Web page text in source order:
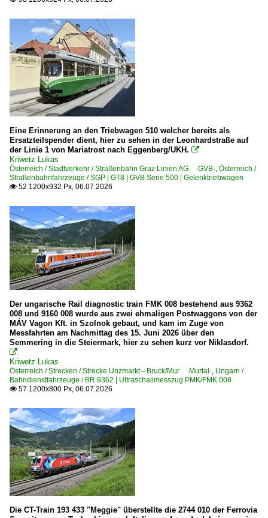
X 556.0 FUMA ZB Fahrleitungsumbaumaschine
X 626 Kl BM 100 Bahn-Motorwagen, 'Postkasterl'
X 691 MMT, Multi Modul Train Vegetationskontrollzug
X 710 P&T CatenaryCrafter 15.4 E³
Hilfszüge
Bahnhöfe
Wien Südbahnhof
~ Sonstige
Dampfloks
BR 33 · BBÖ 113
BR 52.0-77 ex DR
BR 153 · SB 23 alt · SB 29
BR 180
Dieselloks
BR 218 GKB
BR 2011 · DH 1100 ex DB V 100
BR 2015 · DH 1500
BR 2016 ·ER20· Hercules
BR 2016.9 ·ER20· Private
BR 2021 ·G 1700-2 BB· GKB
BR 2043
BR 2048 ex DB V 100
BR 2050
BR 2060 ·JW DH 200 B28·
Eine Erinnerung an den Triebwagen 510 welcher bereits als
Ersatzteilspender dient, hier zu sehen in der Leonhardstraße auf
der Linie 1 von Mariatrost nach Eggenberg/UKH. 
Kriwetz Lukas
Österreich / Stadtverkehr / Straßenbahn Graz Linien AG ·GVB·, Österreich /
Straßenbahnfahrzeuge / SGP | GT8 | GVB Serie 500 | Gelenktriebwagen
 52 1200x932 Px, 06.07.2026
Der ungarische Rail diagnostic train FMK 008 bestehend aus 9362
008 und 9160 008 wurde aus zwei ehmaligen Postwaggons von der
MÁV Vagon Kft. in Szolnok gebaut, und kam im Zuge von
Messfahrten am Nachmittag des 15. Juni 2026 über den
Semmering in die Steiermark, hier zu sehen kurz vor Niklasdorf.

Kriwetz Lukas
Österreich / Strecken / Strecke Unzmarkt – Bruck/Mur ·Murtal·, Ungarn /
Bahndienstfahrzeuge / BR 9362 | Ultraschallmesszug PMK/FMK 008
 57 1200x800 Px, 06.07.2026
Die CT-Train 193 433 "Meggie" überstellte die 2744 010 der Ferrovia